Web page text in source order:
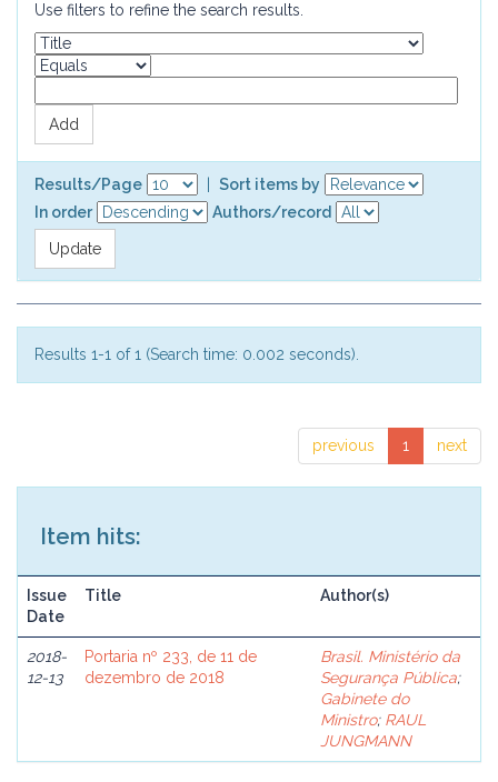
Use filters to refine the search results.
Results/Page
Sort items by
In order
Authors/record
Results 1-1 of 1 (Search time: 0.002 seconds).
previous 1 next
Item hits:
Issue
Date
Title Author(s)
2018-
12-13
Portaria nº 233, de 11 de
dezembro de 2018
Brasil. Ministério da
Segurança Pública;
Gabinete do
Ministro; RAUL
JUNGMANN